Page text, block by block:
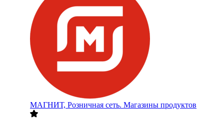
МАГНИТ, Розничная сеть. Магазины продуктов